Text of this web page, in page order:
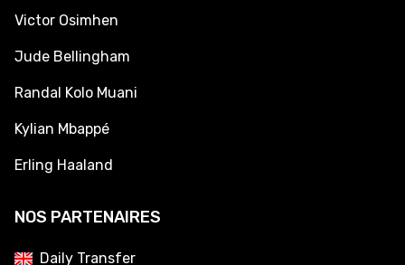
Victor Osimhen
Jude Bellingham
Randal Kolo Muani
Kylian Mbappé
Erling Haaland
NOS PARTENAIRES
Daily Transfer